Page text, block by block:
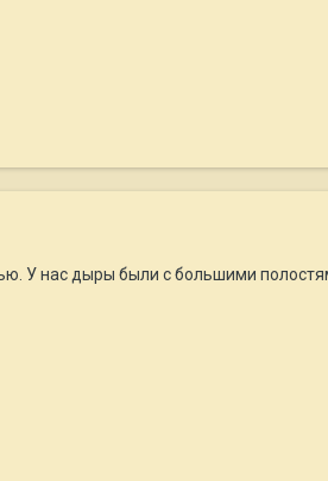
У нас дыры были с большими